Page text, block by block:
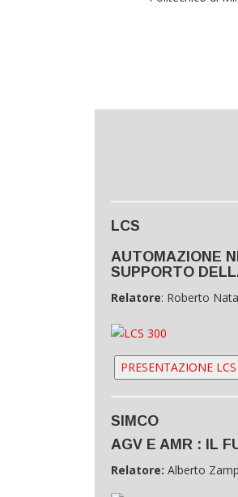
LCS
AUTOMAZIONE
SUPPORTO
Relatore: Roberto
PRESENTAZIONE LCS
SIMCO
AGV E AMR : IL
Relatore: Alberto